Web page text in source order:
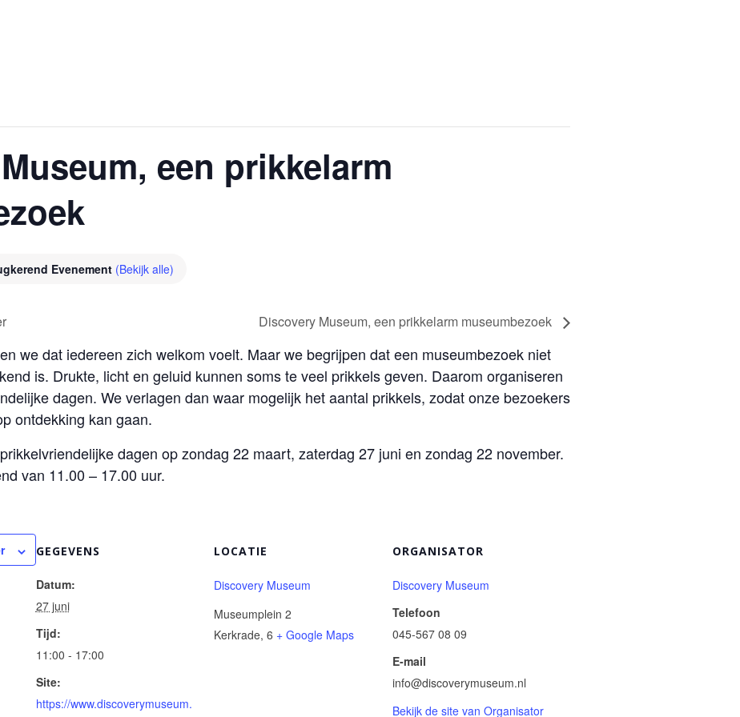
een prikkelarm
Evenement (Bekijk alle)
Discovery Museum, een prikkelarm museumbezoek
we dat iedereen zich welkom voelt. Maar we begrijpen dat een museumbezoek niet
is. Drukte, licht en geluid kunnen soms te veel prikkels geven. Daarom organiseren
dagen. We verlagen dan waar mogelijk het aantal prikkels, zodat onze bezoekers
ontdekking kan gaan.
dagen op zondag 22 maart, zaterdag 27 juni en zondag 22 november.
van 11.00 – 17.00 uur.
GEGEVENS
Datum:
27 juni
Tijd:
11:00 - 17:00
Site:
https://www.discoverymuseum.
LOCATIE
Discovery Museum
Museumplein 2
Kerkrade, 6 + Google Maps
ORGANISATOR
Discovery Museum
Telefoon
045-567 08 09
E-mail
info@discoverymuseum.nl
Bekijk de site van Organisator